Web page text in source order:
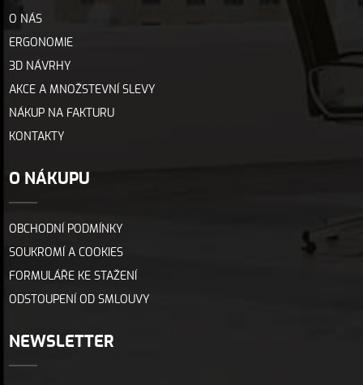
O NÁS
ERGONOMIE
3D NÁVRHY
AKCE A MNOŽSTEVNÍ SLEVY
NÁKUP NA FAKTURU
KONTAKTY
O NÁKUPU
OBCHODNÍ PODMÍNKY
SOUKROMÍ A COOKIES
FORMULÁŘE KE STAŽENÍ
ODSTOUPENÍ OD SMLOUVY
NEWSLETTER